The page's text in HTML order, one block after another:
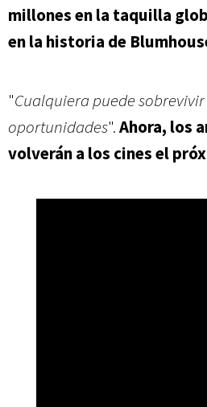
millones en la taquilla
en la historia de
"Cualquiera puede
oportunidades".Ahora, los
volverán a los cines el